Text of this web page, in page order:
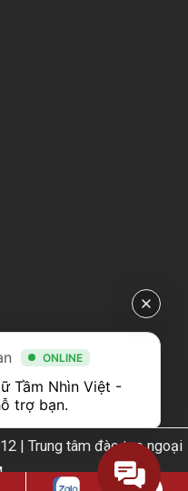
| Trung tâm đào tạo ngoại
ONLINE
Tầm Nhìn Việt -
trợ bạn.